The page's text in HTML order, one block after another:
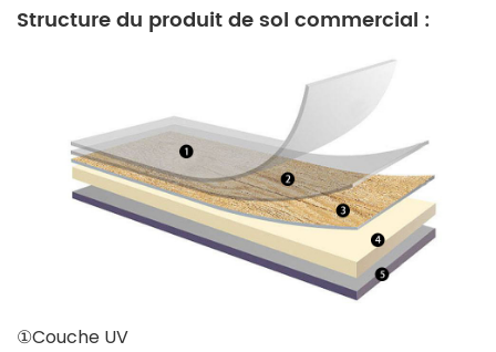
Structure du produit de sol commercial :
①Couche UV